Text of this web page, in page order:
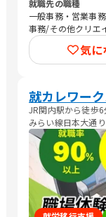
就職先の職種
一般事務・営業事
事務/その他クリエ
ティエンジニア/介
気に
就カレワー
JR関内駅から徒歩
みらい線日本大通